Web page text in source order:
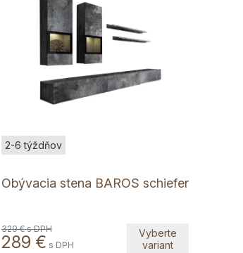
Obývacia stena BAROS schiefer
2-6 týždňov
329 €s DPH
289 € s DPH
Vyberte
variant